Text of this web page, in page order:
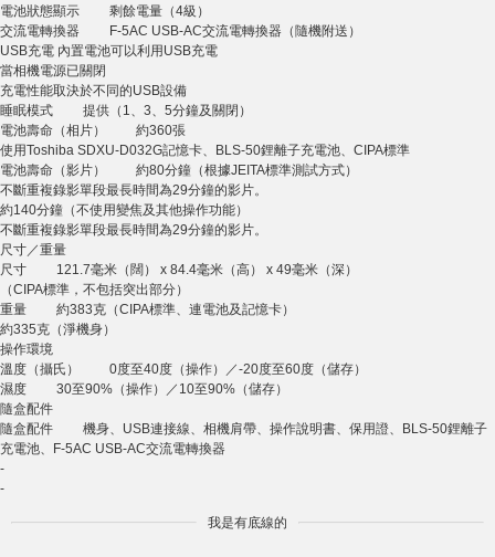
電池狀態顯示 剩餘電量（4級）
交流電轉換器 F-5AC USB-AC交流電轉換器（隨機附送）
USB充電 內置電池可以利用USB充電
當相機電源已關閉
充電性能取決於不同的USB設備
睡眠模式 提供（1、3、5分鐘及關閉）
電池壽命（相片） 約360張
使用Toshiba SDXU-D032G記憶卡、BLS-50鋰離子充電池、CIPA標準
電池壽命（影片） 約80分鐘（根據JEITA標準測試方式）
不斷重複錄影單段最長時間為29分鐘的影片。
約140分鐘（不使用變焦及其他操作功能）
不斷重複錄影單段最長時間為29分鐘的影片。
尺寸／重量
尺寸 121.7毫米（闊） x 84.4毫米（高） x 49毫米（深）
（CIPA標準，不包括突出部分）
重量 約383克（CIPA標準、連電池及記憶卡）
約335克（淨機身）
操作環境
溫度（攝氏） 0度至40度（操作）／-20度至60度（儲存）
濕度 30至90%（操作）／10至90%（儲存）
隨盒配件
隨盒配件 機身、USB連接線、相機肩帶、操作說明書、保用證、BLS-50鋰離子
充電池、F-5AC USB-AC交流電轉換器
-
-
我是有底線的